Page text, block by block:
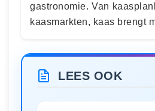
gastronomie. Van
kaasmarkten, kaas brengt
LEES OOK